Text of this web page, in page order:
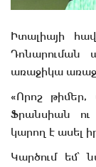
Իտալիայի
Դոնարուման
առաջիկա
«Որոշ
Ֆրանսիան ու
կարող է ասել
Կարծում եմ՝